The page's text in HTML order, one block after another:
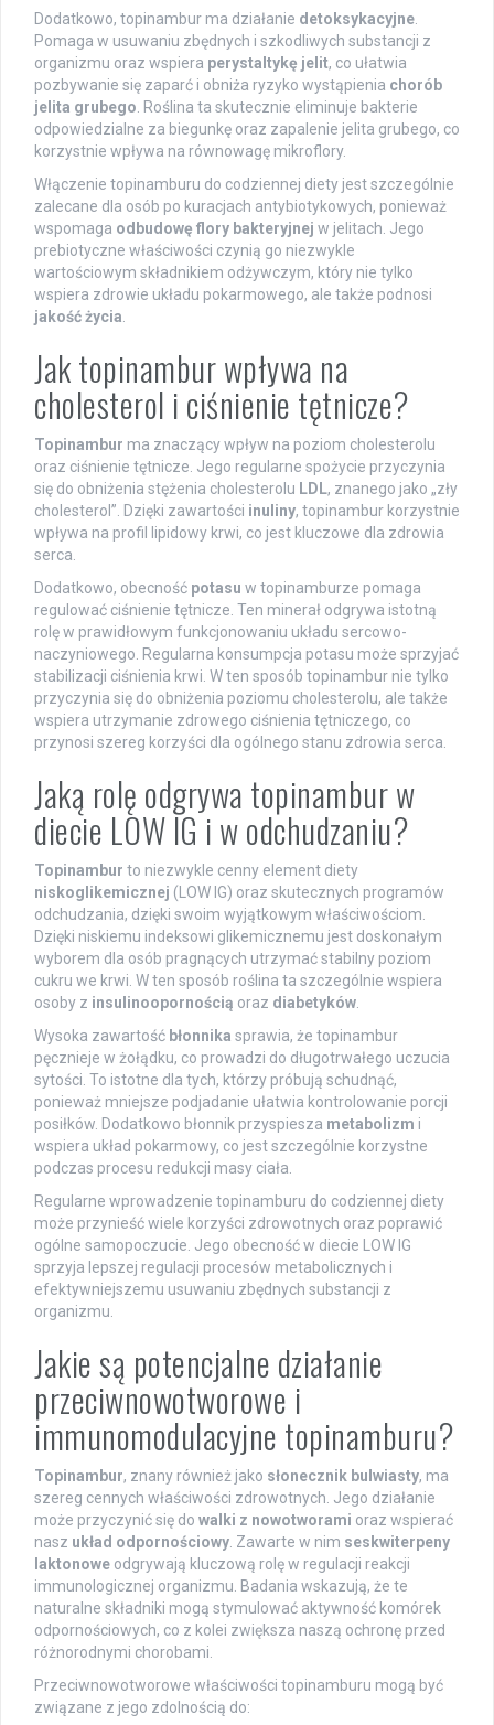
Dodatkowo, topinambur ma działanie detoksykacyjne.
Pomaga w usuwaniu zbędnych i szkodliwych substancji z
organizmu oraz wspiera perystaltykę jelit, co ułatwia
pozbywanie się zaparć i obniża ryzyko wystąpienia chorób
jelita grubego. Roślina ta skutecznie eliminuje bakterie
odpowiedzialne za biegunkę oraz zapalenie jelita grubego, co
korzystnie wpływa na równowagę mikroflory.
Włączenie topinamburu do codziennej diety jest szczególnie
zalecane dla osób po kuracjach antybiotykowych, ponieważ
wspomaga odbudowę flory bakteryjnej w jelitach. Jego
prebiotyczne właściwości czynią go niezwykle
wartościowym składnikiem odżywczym, który nie tylko
wspiera zdrowie układu pokarmowego, ale także podnosi
jakość życia.
Jak topinambur wpływa na
cholesterol i ciśnienie tętnicze?
Topinambur ma znaczący wpływ na poziom cholesterolu
oraz ciśnienie tętnicze. Jego regularne spożycie przyczynia
się do obniżenia stężenia cholesterolu LDL, znanego jako „zły
cholesterol”. Dzięki zawartości inuliny, topinambur korzystnie
wpływa na profil lipidowy krwi, co jest kluczowe dla zdrowia
serca.
Dodatkowo, obecność potasu w topinamburze pomaga
regulować ciśnienie tętnicze. Ten minerał odgrywa istotną
rolę w prawidłowym funkcjonowaniu układu sercowo-
naczyniowego. Regularna konsumpcja potasu może sprzyjać
stabilizacji ciśnienia krwi. W ten sposób topinambur nie tylko
przyczynia się do obniżenia poziomu cholesterolu, ale także
wspiera utrzymanie zdrowego ciśnienia tętniczego, co
przynosi szereg korzyści dla ogólnego stanu zdrowia serca.
Jaką rolę odgrywa topinambur w
diecie LOW IG i w odchudzaniu?
Topinambur to niezwykle cenny element diety
niskoglikemicznej (LOW IG) oraz skutecznych programów
odchudzania, dzięki swoim wyjątkowym właściwościom.
Dzięki niskiemu indeksowi glikemicznemu jest doskonałym
wyborem dla osób pragnących utrzymać stabilny poziom
cukru we krwi. W ten sposób roślina ta szczególnie wspiera
osoby z insulinoopornością oraz diabetyków.
Wysoka zawartość błonnika sprawia, że topinambur
pęcznieje w żołądku, co prowadzi do długotrwałego uczucia
sytości. To istotne dla tych, którzy próbują schudnąć,
ponieważ mniejsze podjadanie ułatwia kontrolowanie porcji
posiłków. Dodatkowo błonnik przyspiesza metabolizm i
wspiera układ pokarmowy, co jest szczególnie korzystne
podczas procesu redukcji masy ciała.
Regularne wprowadzenie topinamburu do codziennej diety
może przynieść wiele korzyści zdrowotnych oraz poprawić
ogólne samopoczucie. Jego obecność w diecie LOW IG
sprzyja lepszej regulacji procesów metabolicznych i
efektywniejszemu usuwaniu zbędnych substancji z
organizmu.
Jakie są potencjalne działanie
przeciwnowotworowe i
immunomodulacyjne topinamburu?
Topinambur, znany również jako słonecznik bulwiasty, ma
szereg cennych właściwości zdrowotnych. Jego działanie
może przyczynić się do walki z nowotworami oraz wspierać
nasz układ odpornościowy. Zawarte w nim seskwiterpeny
laktonowe odgrywają kluczową rolę w regulacji reakcji
immunologicznej organizmu. Badania wskazują, że te
naturalne składniki mogą stymulować aktywność komórek
odpornościowych, co z kolei zwiększa naszą ochronę przed
różnorodnymi chorobami.
Przeciwnowotworowe właściwości topinamburu mogą być
związane z jego zdolnością do: